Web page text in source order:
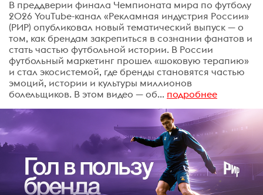
В преддверии финала Чемпионата мира по футболу
2026 YouTube-канал «Рекламная индустрия России»
(РИР) опубликовал новый тематический выпуск — о
том, как брендам закрепиться в сознании фанатов и
стать частью футбольной истории. В России
футбольный маркетинг прошел «шоковую терапию»
и стал экосистемой, где бренды становятся частью
эмоций, истории и культуры миллионов
болельщиков. В этом видео — об... подробнее